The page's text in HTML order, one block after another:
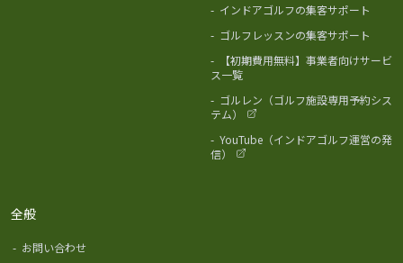
- インドアゴルフの集客サポート
- ゴルフレッスンの集客サポート
-
【初期費用無料】事業者向けサービ
ス一覧
- ゴルレン（ゴルフ施設専用予約シス
テム）
- YouTube（インドアゴルフ運営の発
信）
全般
- お問い合わせ